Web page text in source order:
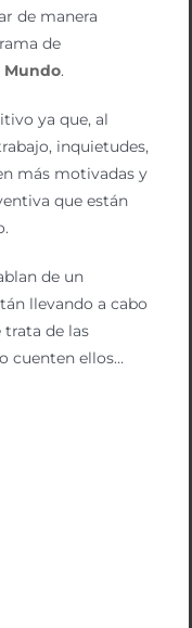
de manera
de
Mundo.
ya que, al
inquietudes,
más motivadas y
que están
de un
llevando a cabo
trata de las
cuenten ellos…